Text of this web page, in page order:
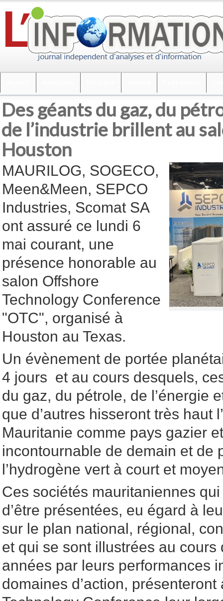
Des géants du gaz, du
de l’industrie brillent au
Houston
MAURILOG, SOGECO,
Meen&Meen, SEPCO
Industries, Scomat SA
ont assuré ce lundi 6
mai courant, une
présence honorable au
salon Offshore
Technology Conference
"OTC", organisé à
Houston au Texas.
Un évènement de portée
4 jours et au cours desquels,
du gaz, du pétrole, de l’énergie
que d’autres hisseront très haut
Mauritanie comme pays gazier
incontournable de demain et de
l’hydrogène vert à court et
Ces sociétés mauritaniennes qui
d’être présentées, eu égard à
sur le plan national, régional,
et qui se sont illustrées au cours
années par leurs performances
domaines d’action, présenteront